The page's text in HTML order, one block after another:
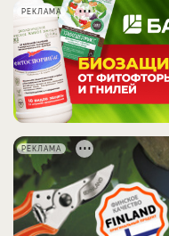
РЕКЛАМА
РЕКЛАМА